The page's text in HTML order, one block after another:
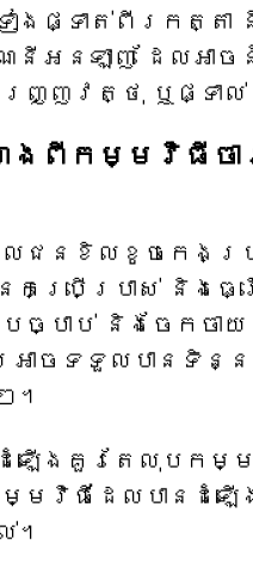
ងផ្ទាត់ពីរកត្តា
អនឡាញ ដែលអាច
រញ្ញវត្ថុ ឬផ្ទា
ែងពីកម្មវិធីច
ែលជនខិលខូចកេងប្
កប្រើប្រាស់ និង
ាប់ និងចែកចាយវ
ារអាចទទួលបានទិ
។
ដំឡើងគួរតែលុបកម្
ដែលបានដំឡើង
។